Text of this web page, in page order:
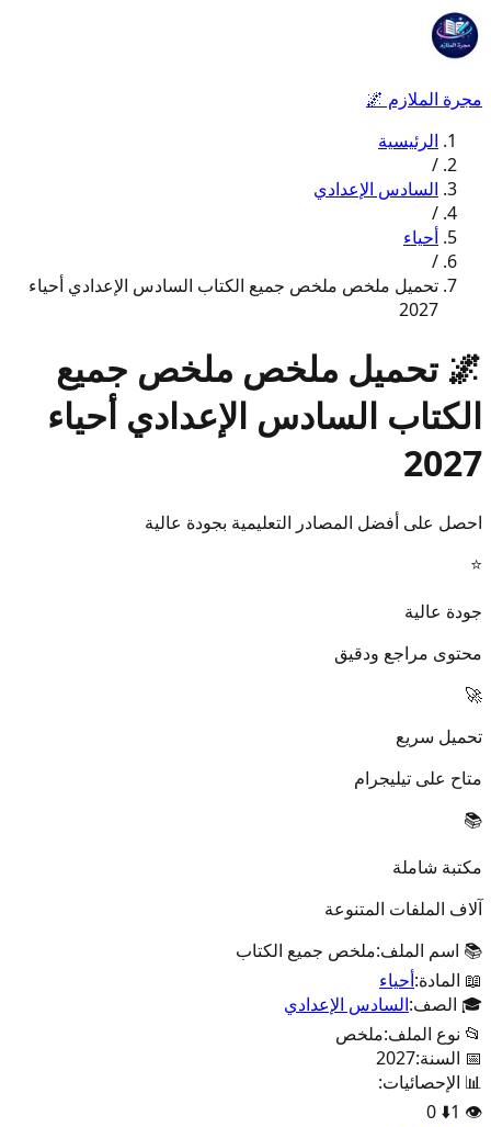
مجرة الملازم 🌌
الرئيسية
/
السادس الإعدادي
/
أحياء
/
تحميل ملخص ملخص جميع الكتاب السادس الإعدادي أحياء
2027
🌌 تحميل ملخص ملخص جميع
الكتاب السادس الإعدادي أحياء
2027
احصل على أفضل المصادر التعليمية بجودة عالية
⭐
جودة عالية
محتوى مراجع ودقيق
🚀
تحميل سريع
متاح على تيليجرام
📚
مكتبة شاملة
آلاف الملفات المتنوعة
📚 اسم الملف:ملخص جميع الكتاب
📖 المادة:أحياء
🎓 الصف:السادس الإعدادي
📂 نوع الملف:ملخص
📅 السنة:2027
📊 الإحصائيات:
👁️
1
⬇️
0